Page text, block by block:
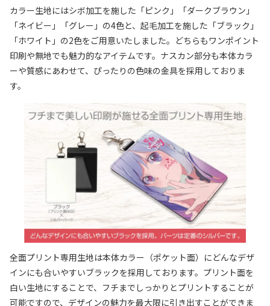
カラー生地にはシボ加工を施した「ピンク」「ダークブラウン」
「ネイビー」「グレー」の4色と、起毛加工を施した「ブラック」
「ホワイト」の2色をご用意いたしました。どちらもワンポイント
印刷や無地でも魅力的なアイテムです。ナスカン部分も本体カラ
ーや質感にあわせて、ぴったりの色味の金具を採用しておりま
す。
全面プリント専用生地は本体カラー（ポケット面）にどんなデザ
インにも合いやすいブラックを採用しております。プリント面を
白い生地にすることで、フチまでしっかりとプリントすることが
可能ですので、デザインの魅力を最大限に引き出すことができま